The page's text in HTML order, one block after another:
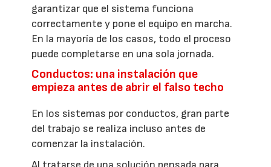
garantizar que el sistema funciona
correctamente y pone el equipo en marcha.
En la mayoría de los casos, todo el proceso
puede completarse en una sola jornada.
Conductos: una instalación que
empieza antes de abrir el falso techo
En los sistemas por conductos, gran parte
del trabajo se realiza incluso antes de
comenzar la instalación.